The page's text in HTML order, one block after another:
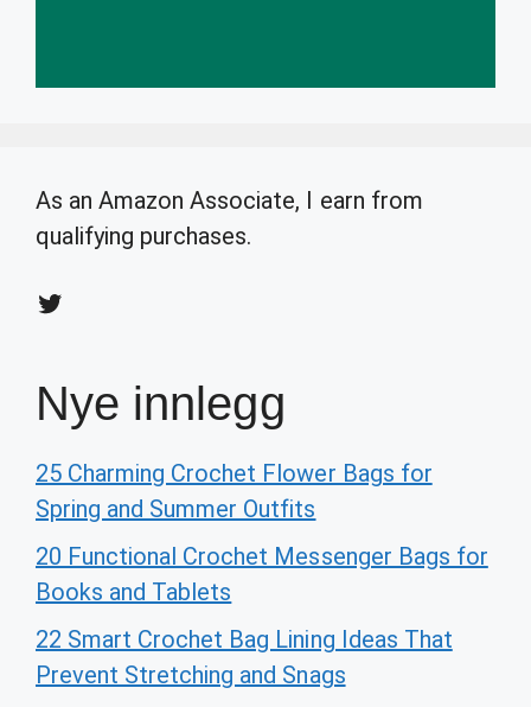
As an Amazon Associate, I earn from
qualifying purchases.
Twitter
Nye innlegg
25 Charming Crochet Flower Bags for
Spring and Summer Outfits
20 Functional Crochet Messenger Bags for
Books and Tablets
22 Smart Crochet Bag Lining Ideas That
Prevent Stretching and Snags